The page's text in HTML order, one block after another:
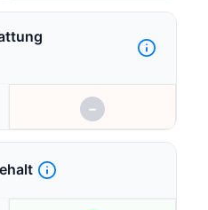
für Schwangerschaftsvorsorge
−